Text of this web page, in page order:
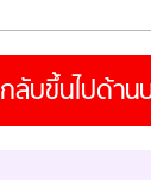
กลับขึ้นไปด้าน